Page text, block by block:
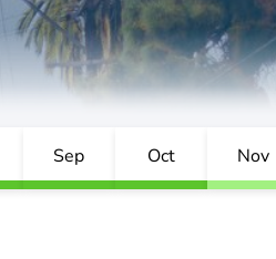
Sep Oct Nov